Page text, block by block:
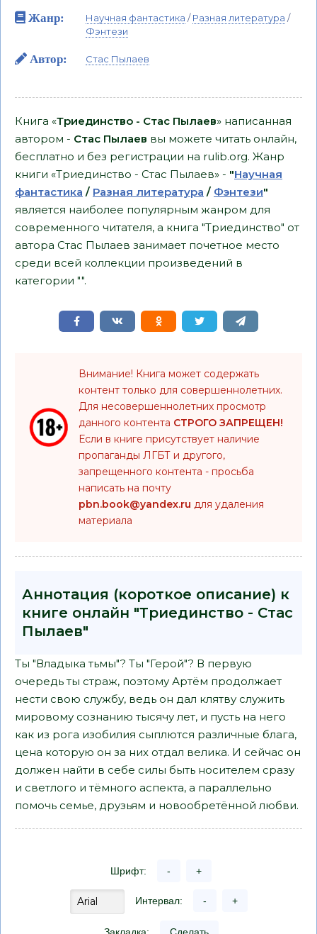
Жанр:
Научная фантастика /Разная литература /
Фэнтези
Автор: Стас Пылаев
Книга «Триединство - Стас Пылаев» написанная
автором - Стас Пылаев вы можете читать онлайн,
бесплатно и без регистрации на rulib.org. Жанр
книги «Триединство - Стас Пылаев» - "Научная
фантастика / Разная литература / Фэнтези"
является наиболее популярным жанром для
современного читателя, а книга "Триединство" от
автора Стас Пылаев занимает почетное место
среди всей коллекции произведений в
категории "".
Внимание! Книга может содержать
контент только для совершеннолетних.
Для несовершеннолетних просмотр
данного контента СТРОГО ЗАПРЕЩЕН!
Если в книге присутствует наличие
пропаганды ЛГБТ и другого,
запрещенного контента - просьба
написать на почту
pbn.book@yandex.ru для удаления
материала
Аннотация (короткое описание) к
книге онлайн "Триединство - Стас
Пылаев"
Ты "Владыка тьмы"? Ты "Герой"? В первую
очередь ты страж, поэтому Артём продолжает
нести свою службу, ведь он дал клятву служить
мировому сознанию тысячу лет, и пусть на него
как из рога изобилия сыплются различные блага,
цена которую он за них отдал велика. И сейчас он
должен найти в себе силы быть носителем сразу
и светлого и тёмного аспекта, а параллельно
помочь семье, друзьям и новообретённой любви.
Шрифт: - +
Интервал: - +
Закладка: Сделать